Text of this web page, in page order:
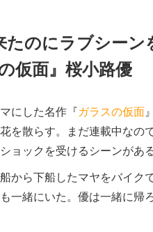
のにラブシーン
仮面』桜小路優
にした名作『ガラスの仮面
を散らす。まだ連載中なの
ョックを受けるシーンがある
から下船したマヤをバイク
一緒にいた。優は一緒に帰